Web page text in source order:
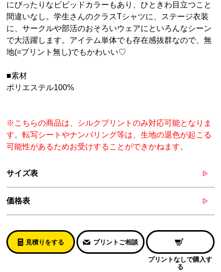
にぴったりなビビッドカラーもあり、ひときわ目立つこと
間違いなし。学生さんのクラスTシャツに、ステージ衣装
に、サークルや部活のおそろいウェアにといろんなシーン
で大活躍します。アイテム単体でも存在感抜群なので、無
地(=プリント無し)でもかわいい♡
■素材
ポリエステル100%
※こちらの商品は、シルクプリントのみ対応可能となりま
す。転写シートやナンバリング等は、生地の退色が起こる
可能性があるためお受けすることができかねます。
サイズ表
価格表
見積りをする プリントご相談
プリントなしで購入す
る